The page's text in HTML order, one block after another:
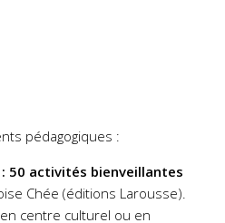
pédagogiques :
: 50 activités bienveillantes
Chée (éditions Larousse).
centre culturel ou en